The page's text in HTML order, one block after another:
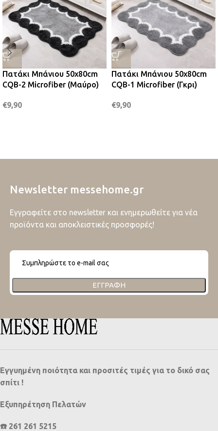
Πατάκι Μπάνιου 50x80cm
CQB-2 Microfiber (Μαύρο)
€9,90
Πατάκι Μπάνιου 50x80cm
CQB-1 Microfiber (Γκρι)
€9,90
Newsletter messehome.gr
Εγγραφείτε στο newsletter και ενημερωθείτε για νέα
προϊόντα και αποκλειστικές προσφορές!
ΕΓΓΡΑΦΉ
Εγγυημένη ποιότητα και προσιτές τιμές για το δικό σας
σπίτι !
Εξυπηρέτηση Πελατών
☎️ 261 261 5215